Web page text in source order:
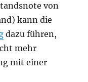
von
kann die
dazu führen,
mehr
mit einer